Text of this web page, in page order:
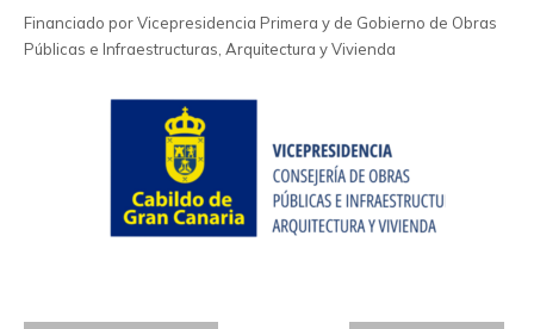
Financiado por Vicepresidencia Primera y de Gobierno de Obras
Públicas e Infraestructuras, Arquitectura y Vivienda